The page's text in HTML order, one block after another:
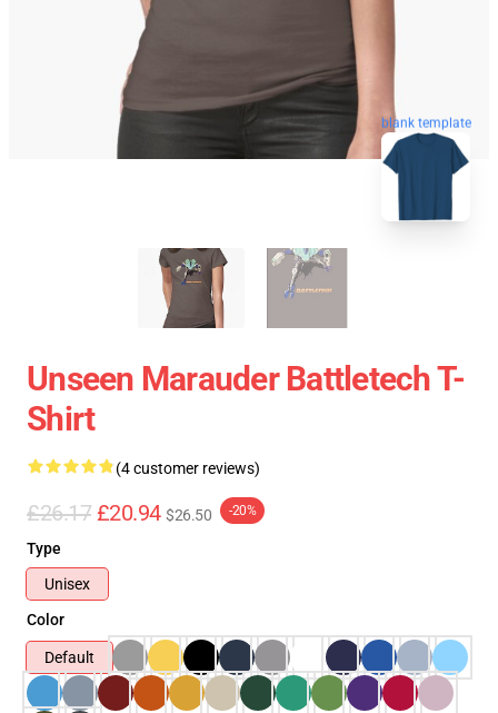
blank template
Unseen Marauder Battletech T-
Shirt
(4 customer reviews)
£26.17 £20.94 $26.50 -20%
Type
Unisex
Color
Default